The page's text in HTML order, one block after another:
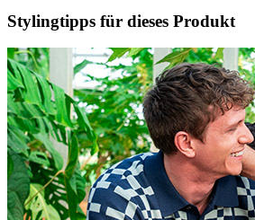
Stylingtipps für dieses Produkt